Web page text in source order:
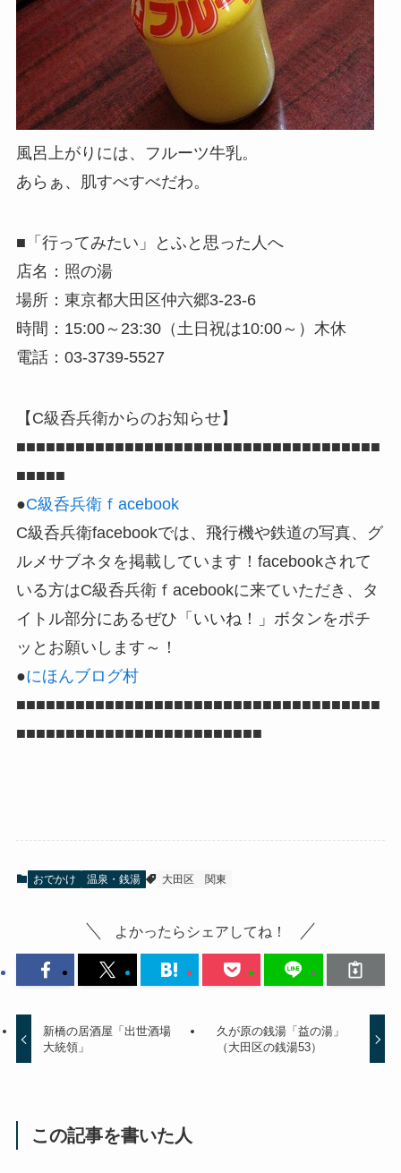
風呂上がりには、フルーツ牛乳。
あらぁ、肌すべすべだわ。
■「行ってみたい」とふと思った人へ
店名：照の湯
場所：東京都大田区仲六郷3-23-6
時間：15:00～23:30（土日祝は10:00～）木休
電話：03-3739-5527
【C級呑兵衛からのお知らせ】
■■■■■■■■■■■■■■■■■■■■■■■■■■■■■■■■■■■■■
■■■■■
●C級呑兵衛ｆacebook
C級呑兵衛facebookでは、飛行機や鉄道の写真、グ
ルメサブネタを掲載しています！facebookされて
いる方はC級呑兵衛ｆacebookに来ていただき、タ
イトル部分にあるぜひ「いいね！」ボタンをポチ
ッとお願いします～！
●にほんブログ村
■■■■■■■■■■■■■■■■■■■■■■■■■■■■■■■■■■■■■
■■■■■■■■■■■■■■■■■■■■■■■■■
おでかけ 温泉・銭湯 大田区 関東
よかったらシェアしてね！
新橋の居酒屋「出世酒場
大統領」
久が原の銭湯「益の湯」
（大田区の銭湯53）
この記事を書いた人